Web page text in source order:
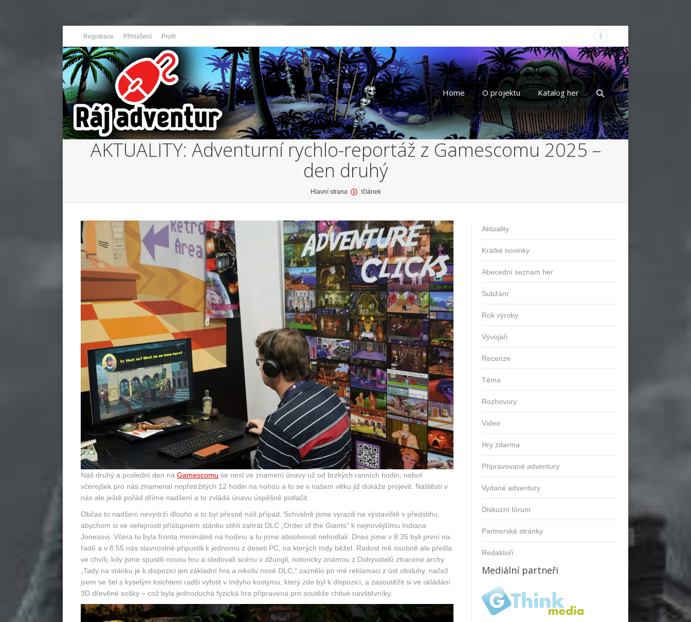
Registrace Přihlášení Profil
Home O projektu Katalog her
AKTUALITY: Adventurní rychlo-reportáž z Gamescomu 2025 –
den druhý
Hlavní strana !článek
Náš druhý a poslední den na Gamescomu se nesl ve znamení únavy už od brzkých ranních hodin, neboť
včerejšek pro nás znamenal nepřetržitých 12 hodin na nohou a to se v našem věku již dokáže projevit. Naštěstí v
nás ale ještě pořád dříme nadšení a to zvládá únavu úspěšně potlačit.
Občas to nadšení nevydrží dlouho a to byl přesně náš případ. Schválně jsme vyrazili na výstaviště v předstihu,
abychom si ve veřejnosti přístupném stánku stihli zahrát DLC „Order of the Giants“ k nejnovějšímu Indiana
Jonesovi. Včera tu byla fronta minimálně na hodinu a tu jsme absolvovat nehodlali. Dnes jsme v 8:35 byli první na
řadě a v 8:55 nás slavnostně připustili k jednomu z deseti PC, na kterých Indy běžel. Radost mě osobně ale přešla
ve chvíli, kdy jsme spustili novou hru a sledovali scénu v džungli, notoricky známou z Dobyvatelů ztracené archy.
„Tady na stánku je k dispozici jen základní hra a nikoliv nové DLC,“ zaznělo po mé reklamaci z úst obsluhy, načež
jsem se šel s kyselým ksichtem radši vyfotit v Indyho kostýmu, který zde byl k dispozici, a zasoutěžit si ve skládání
3D dřevěné sošky – což byla jednoduchá fyzická hra připravená pro soutěže chtivé návštěvníky.
Aktuality
Krátké novinky
Abecední seznam her
Subžánr
Rok výroby
Vývojáři
Recenze
Téma
Rozhovory
Video
Hry zdarma
Připravované adventury
Vydané adventury
Diskuzní fórum
Partnerské stránky
Redaktoři
Mediální partneři